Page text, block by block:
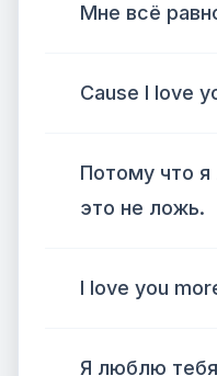
Мне всё
Cause I love
Потому что
это не ложь.
I love you
Я люблю